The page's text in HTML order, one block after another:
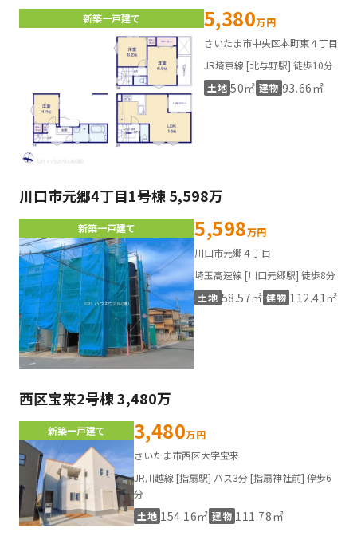
新築一戸建て 5,380万円
さいたま市中央区本町東４丁目
JR埼京線 [北与野駅] 徒歩10分
土地 50㎡ 建物 93.66㎡
川口市元郷4丁目1号棟 5,598万
新築一戸建て 5,598万円
川口市元郷４丁目
埼玉高速線 [川口元郷駅] 徒歩8分
土地 58.57㎡ 建物 112.41㎡
西区宝来2号棟 3,480万
新築一戸建て 3,480万円
さいたま市西区大字宝来
JR川越線 [指扇駅] バス3分 [指扇神社前] 停歩6
分
土地 154.16㎡ 建物 111.78㎡